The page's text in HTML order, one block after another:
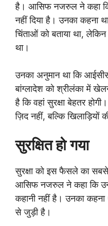
है। आसिफ नजरुल ने कहा कि
नहीं दिया है। उनका कहना
चिंताओं को बताया था,
था।
उनका अनुमान था कि
बांग्लादेश को श्रीलंका में
है कि वहां सुरक्षा बेहतर
ज़िद नहीं, बल्कि खिलाड़ियों
सुरक्षित हो गया
सुरक्षा को इस फैसले का सबसे
आसिफ नजरुल ने कहा कि
कहानी नहीं है। उनका कहना
से जुड़ी है।